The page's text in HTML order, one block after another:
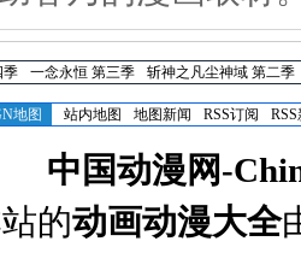
季 一念永恒 第三季 斩神之凡尘神域 第二季
地图 站内地图 地图新闻 RSS订阅
中国动漫网-
的动画动漫大全